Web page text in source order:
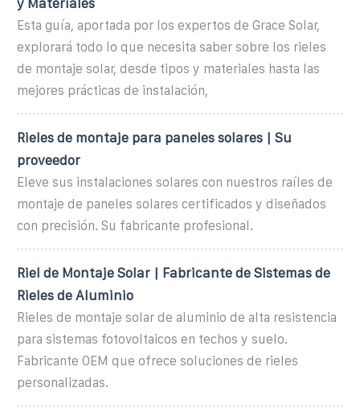
y Materiales
Esta guía, aportada por los expertos de Grace Solar,
explorará todo lo que necesita saber sobre los rieles
de montaje solar, desde tipos y materiales hasta las
mejores prácticas de instalación,
Rieles de montaje para paneles solares | Su
proveedor
Eleve sus instalaciones solares con nuestros raíles de
montaje de paneles solares certificados y diseñados
con precisión. Su fabricante profesional.
Riel de Montaje Solar | Fabricante de Sistemas de
Rieles de Aluminio
Rieles de montaje solar de aluminio de alta resistencia
para sistemas fotovoltaicos en techos y suelo.
Fabricante OEM que ofrece soluciones de rieles
personalizadas.